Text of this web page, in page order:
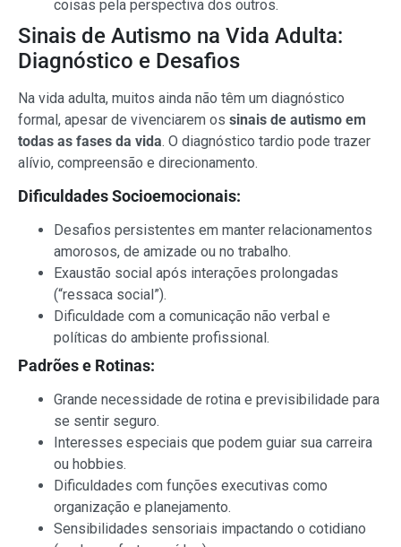
coisas pela perspectiva dos outros.
Sinais de Autismo na Vida Adulta:
Diagnóstico e Desafios
Na vida adulta, muitos ainda não têm um diagnóstico
formal, apesar de vivenciarem os sinais de autismo em
todas as fases da vida. O diagnóstico tardio pode trazer
alívio, compreensão e direcionamento.
Dificuldades Socioemocionais:
Desafios persistentes em manter relacionamentos
amorosos, de amizade ou no trabalho.
Exaustão social após interações prolongadas
(“ressaca social”).
Dificuldade com a comunicação não verbal e
políticas do ambiente profissional.
Padrões e Rotinas:
Grande necessidade de rotina e previsibilidade para
se sentir seguro.
Interesses especiais que podem guiar sua carreira
ou hobbies.
Dificuldades com funções executivas como
organização e planejamento.
Sensibilidades sensoriais impactando o cotidiano